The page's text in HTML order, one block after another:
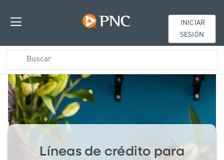
INICIAR
SESIÓN
Líneas de crédito para